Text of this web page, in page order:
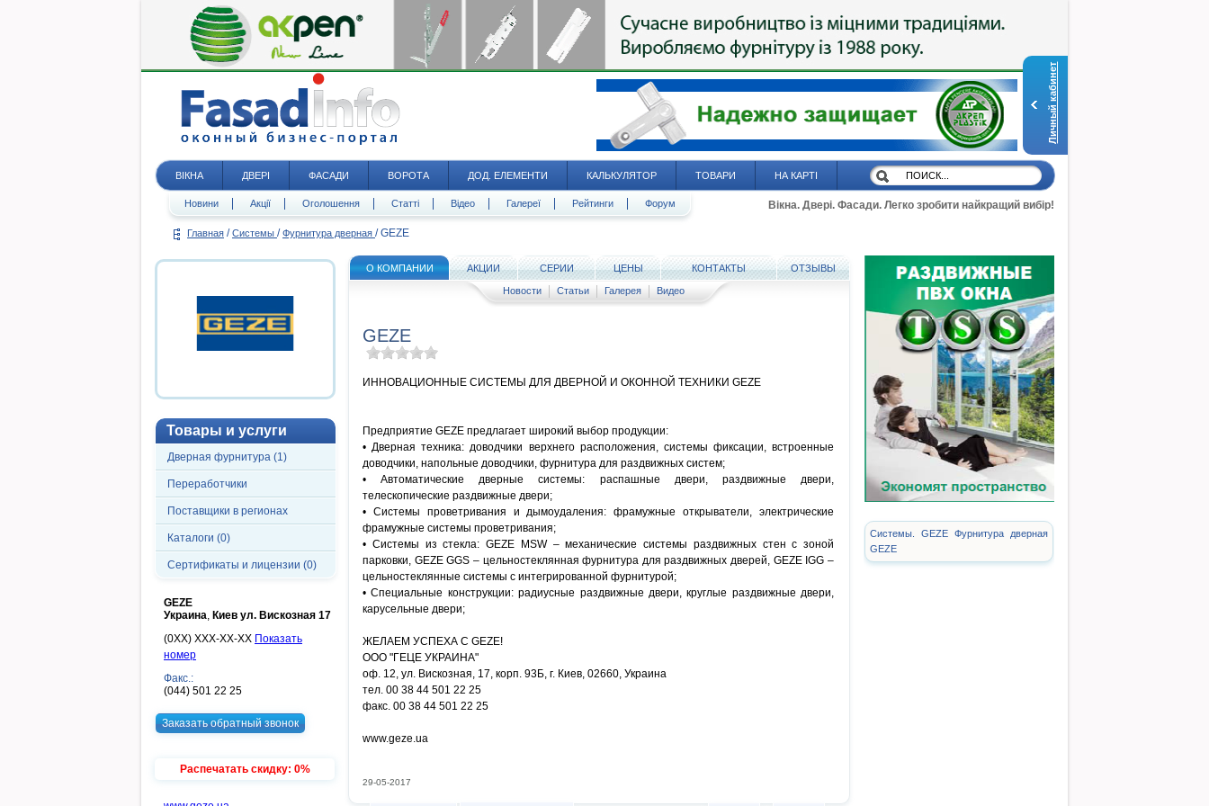
Личный кабинет
ВІКНА ДВЕРІ ФАСАДИ ВОРОТА ДОД. ЕЛЕМЕНТИ КАЛЬКУЛЯТОР ТОВАРИ НА КАРТІ
Новини Акції Оголошення Статті Відео Галереї Рейтинги Форум Вікна. Двері. Фасади. Легко зробити найкращий вибір!
Главная / Системы / Фурнитура дверная / GEZE
Товары и услуги
Дверная фурнитура (1)
Переработчики
Поставщики в регионах
Каталоги (0)
Сертификаты и лицензии (0)
GEZE
Украина, Киев ул. Вискозная 17
(0XX) XXX-XX-XX Показать
номер
Факс.:
(044) 501 22 25
Заказать обратный звонок
Распечатать скидку: 0%
О КОМПАНИИ АКЦИИ СЕРИИ ЦЕНЫ КОНТАКТЫ ОТЗЫВЫ
Новости Статьи Галерея Видео
GEZE
ИННОВАЦИОННЫЕ СИСТЕМЫ ДЛЯ ДВЕРНОЙ И ОКОННОЙ ТЕХНИКИ GEZE
Предприятие GEZE предлагает широкий выбор продукции:
• Дверная техника: доводчики верхнего расположения, системы фиксации, встроенные
доводчики, напольные доводчики, фурнитура для раздвижных систем;
• Автоматические дверные системы: распашные двери, раздвижные двери,
телескопические раздвижные двери;
• Системы проветривания и дымоудаления: фрамужные открыватели, электрические
фрамужные системы проветривания;
• Системы из стекла: GEZE MSW – механические системы раздвижных стен с зоной
парковки, GEZE GGS – цельностеклянная фурнитура для раздвижных дверей, GEZE IGG –
цельностеклянные системы с интегрированной фурнитурой;
• Специальные конструкции: радиусные раздвижные двери, круглые раздвижные двери,
карусельные двери;
ЖЕЛАЕМ УСПЕХА С GEZE!
ООО "ГЕЦЕ УКРАИНА"
оф. 12, ул. Вискозная, 17, корп. 93Б, г. Киев, 02660, Украина
тел. 00 38 44 501 22 25
факс. 00 38 44 501 22 25
www.geze.ua
29-05-2017
Системы. GEZE Фурнитура дверная
GEZE